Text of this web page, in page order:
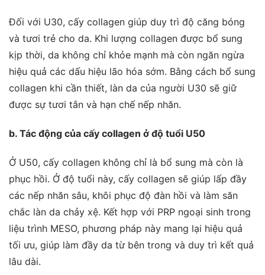
Đối với U30, cấy collagen giúp duy trì độ căng bóng
và tươi trẻ cho da. Khi lượng collagen được bổ sung
kịp thời, da không chỉ khỏe mạnh mà còn ngăn ngừa
hiệu quả các dấu hiệu lão hóa sớm. Bằng cách bổ sung
collagen khi cần thiết, làn da của người U30 sẽ giữ
được sự tươi tắn và hạn chế nếp nhăn.
b. Tác động của cấy collagen ở độ tuổi U50
Ở U50, cấy collagen không chỉ là bổ sung mà còn là
phục hồi. Ở độ tuổi này, cấy collagen sẽ giúp lấp đầy
các nếp nhăn sâu, khôi phục độ đàn hồi và làm săn
chắc làn da chảy xệ. Kết hợp với PRP ngoại sinh trong
liệu trình MESO, phương pháp này mang lại hiệu quả
tối ưu, giúp làm đầy da từ bên trong và duy trì kết quả
lâu dài.